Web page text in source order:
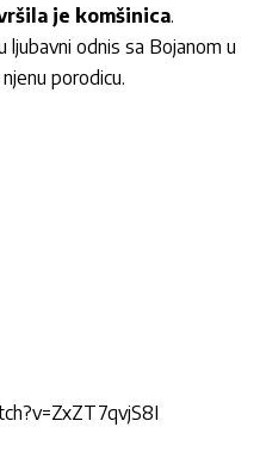
je komšinica.
odnis sa Bojanom u
porodicu.